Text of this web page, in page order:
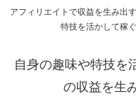
アフィリエイトで収益を生み出
特技を活かして稼
自身の趣味や特技を
の収益を生